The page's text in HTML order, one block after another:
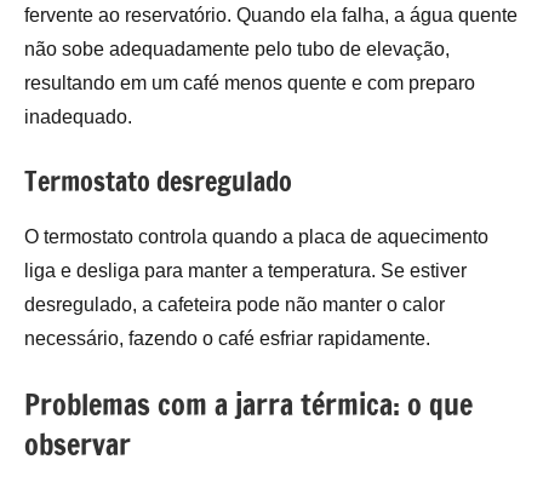
fervente ao reservatório. Quando ela falha, a água quente
não sobe adequadamente pelo tubo de elevação,
resultando em um café menos quente e com preparo
inadequado.
Termostato desregulado
O termostato controla quando a placa de aquecimento
liga e desliga para manter a temperatura. Se estiver
desregulado, a cafeteira pode não manter o calor
necessário, fazendo o café esfriar rapidamente.
Problemas com a jarra térmica: o que
observar